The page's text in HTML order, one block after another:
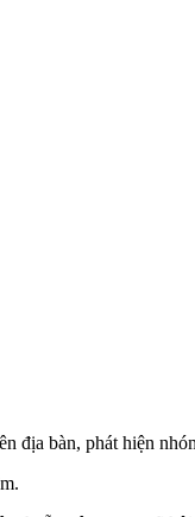
địa bàn, phát hiện